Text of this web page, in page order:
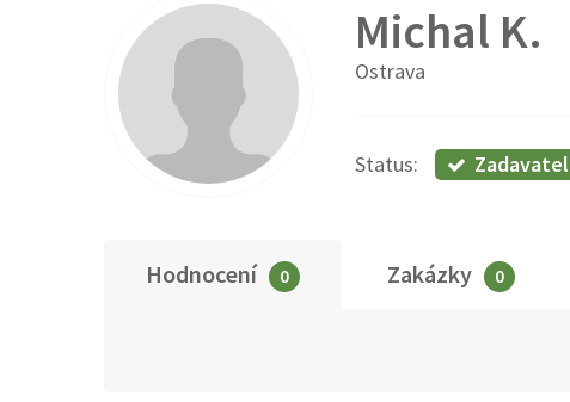
Michal K.
Ostrava
Status: Zadavatel
Hodnocení 0 Zakázky 0